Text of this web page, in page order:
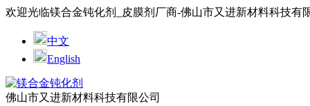
欢迎光临镁合金钝化剂_皮膜剂厂商-佛山市又进新材料科技有
中文
English
佛山市又进新材料科技有限公司